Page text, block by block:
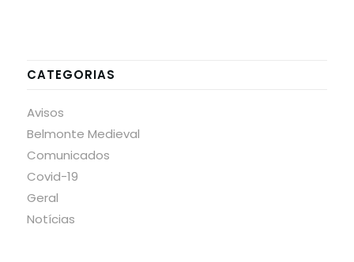
CATEGORIAS
Avisos
Belmonte Medieval
Comunicados
Covid-19
Geral
Notícias